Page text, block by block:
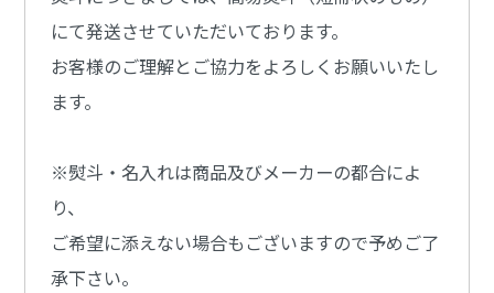
にて発送させていただいております。
お客様のご理解とご協力をよろしくお願いいたし
ます。
※熨斗・名入れは商品及びメーカーの都合によ
り、
ご希望に添えない場合もございますので予めご了
承下さい。